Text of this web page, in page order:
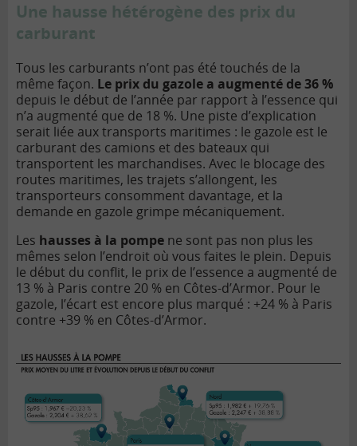
Une hausse hétérogène des prix du
carburant
Tous les carburants n’ont pas été touchés de la
même façon. Le prix du gazole a augmenté de 36 %
depuis le début de l’année par rapport à l’essence qui
n’a augmenté que de 18 %. Une piste d’explication
serait liée aux transports maritimes : le gazole est le
carburant des camions et des bateaux qui
transportent les marchandises. Avec le blocage des
routes maritimes, les trajets s’allongent, les
transporteurs consomment davantage, et la
demande en gazole grimpe mécaniquement.
Les hausses à la pompe ne sont pas non plus les
mêmes selon l’endroit où vous faites le plein. Depuis
le début du conflit, le prix de l’essence a augmenté de
13 % à Paris contre 20 % en Côtes-d’Armor. Pour le
gazole, l’écart est encore plus marqué : +24 % à Paris
contre +39 % en Côtes-d’Armor.